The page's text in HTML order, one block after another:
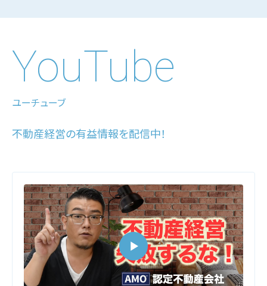
YouTube
ユーチューブ
不動産経営の有益情報を配信中！